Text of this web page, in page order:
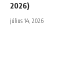
2026)
július 14, 2026